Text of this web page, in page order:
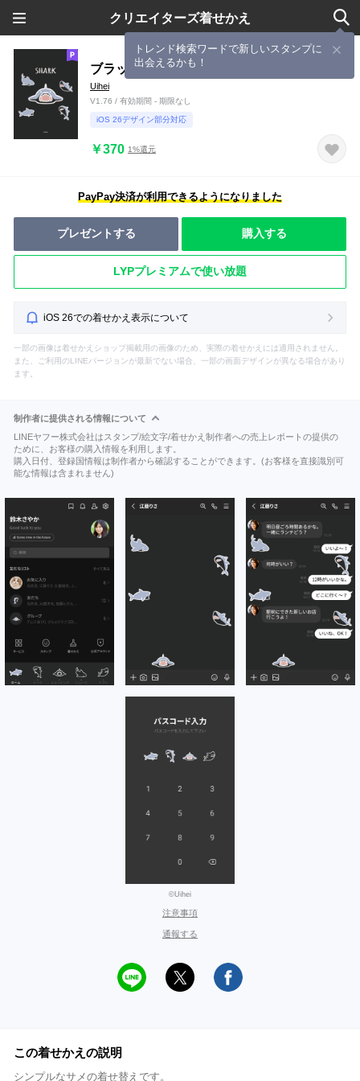
クリエイターズ着せかえ
トレンド検索ワードで新しいスタンプに
出会えるかも！
ブラック : サメの着せ替え
Uihei
V1.76 / 有効期間 - 期限なし
iOS 26デザイン部分対応
￥370 1%還元
PayPay決済が利用できるようになりました
プレゼントする 購入する
LYPプレミアムで使い放題
iOS 26での着せかえ表示について
一部の画像は着せかえショップ掲載用の画像のため、実際の着せかえには適用されません。
また、ご利用のLINEバージョンが最新でない場合、一部の画面デザインが異なる場合があり
ます。
制作者に提供される情報について
LINEヤフー株式会社はスタンプ/絵文字/着せかえ制作者への売上レポートの提供の
ために、お客様の購入情報を利用します。
購入日付、登録国情報は制作者から確認することができます。(お客様を直接識別可
能な情報は含まれません)
©Uihei
注意事項
通報する
この着せかえの説明
シンプルなサメの着せ替えです。